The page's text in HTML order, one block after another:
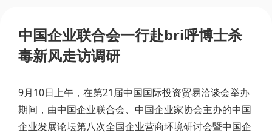
中国企业联合会一行赴bri呼博士杀
毒新风走访调研
9月10日上午，在第21届中国国际投资贸易洽谈会举办
期间，由中国企业联合会、中国企业家协会主办的中国
企业发展论坛第八次全国企业营商环境研讨会暨中国企